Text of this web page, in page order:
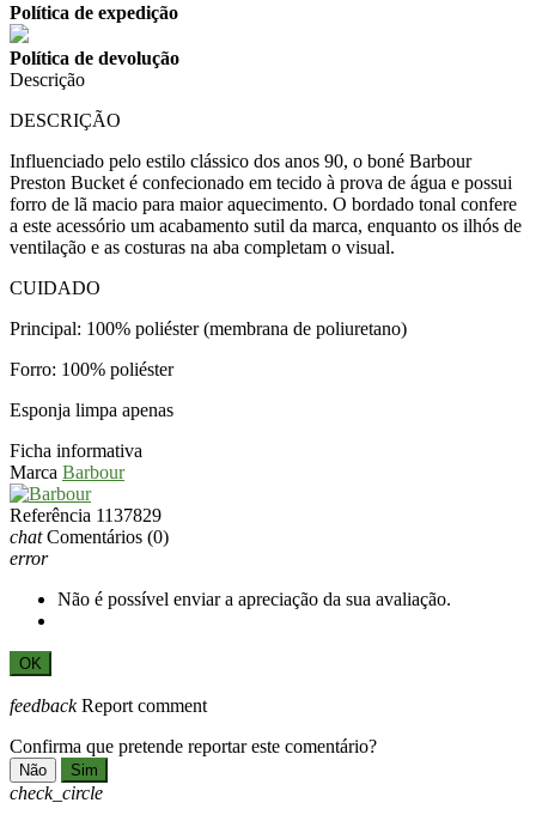
Política de expedição
Política de devolução
Descrição
DESCRIÇÃO
Influenciado pelo estilo clássico dos anos 90, o boné Barbour
Preston Bucket é confecionado em tecido à prova de água e possui
forro de lã macio para maior aquecimento. O bordado tonal confere
a este acessório um acabamento sutil da marca, enquanto os ilhós de
ventilação e as costuras na aba completam o visual.
CUIDADO
Principal: 100% poliéster (membrana de poliuretano)
Forro: 100% poliéster
Esponja limpa apenas
Ficha informativa
Marca Barbour
Referência 1137829
chat Comentários (0)
error
Não é possível enviar a apreciação da sua avaliação.
OK
feedback Report comment
Confirma que pretende reportar este comentário?
Não Sim
check_circle